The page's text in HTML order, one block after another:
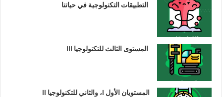
التطبيقات التكنولوجية في حياتنا
المستوى الثالث للتكنولوجيا III
المستويان الأول I، والثاني للتكنولوجيا II